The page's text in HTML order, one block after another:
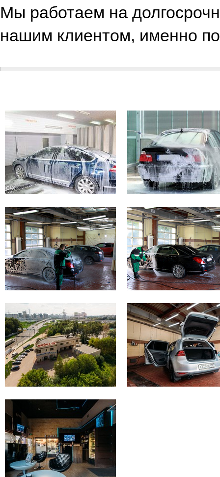
Мы работаем на
нашим клиентом, именно